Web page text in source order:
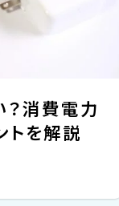
消費電力
トを解説